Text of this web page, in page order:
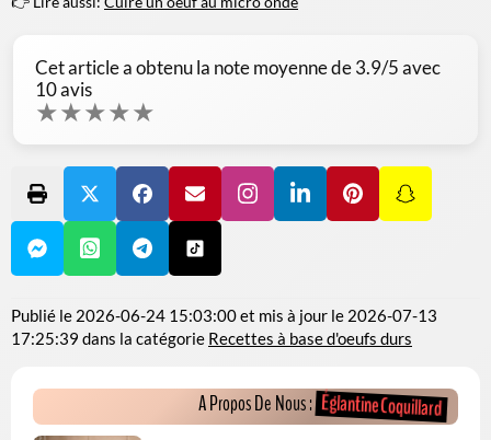
Cet article a obtenu la note moyenne de3.9/5 avec
10avis
★★★★★
Publié le 2026-06-24 15:03:00et mis à jour le 2026-07-13
17:25:39 dans la catégorie Recettes à base d'oeufs durs
A Propos De Nous :Églantine Coquillard